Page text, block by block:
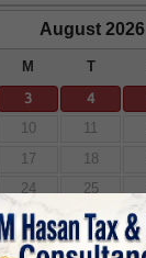
August 2026
M T
3 4
10 11
17 18
24 25
31